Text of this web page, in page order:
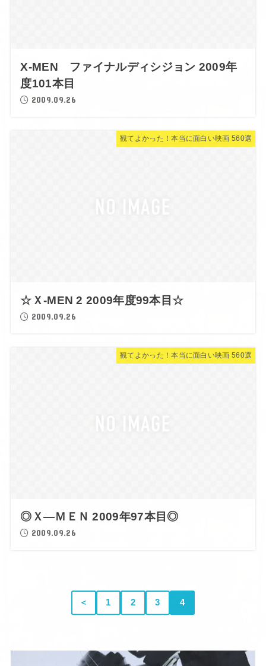
X-MEN ファイナルディシジョン 2009年
度101本目
2009.09.26
観てよかった！本当に面白い映画 560選
☆Ｘ-MEN 2 2009年度99本目☆
2009.09.26
観てよかった！本当に面白い映画 560選
◎Ｘ―ＭＥＮ 2009年97本目◎
2009.09.26
＜ 1 2 3 4